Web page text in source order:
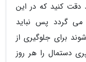
دقت کنید که در این
گردد پس نباید
برای جلوگیری از
دستمال را هر روز